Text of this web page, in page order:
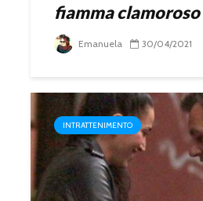
fiamma clamoroso
Emanuela 30/04/2021
INTRATTENIMENTO